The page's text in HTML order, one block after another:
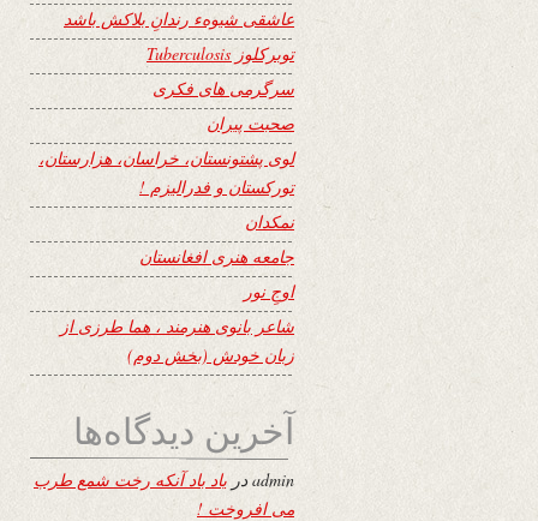
عاشقی شیوهء رندانِ بلاکش باشد
توبرکلوز Tuberculosis
سرگرمی های فکری
صحبت پیران
لوی پشتونستان، خراسان، هزارستان،
تورکستان و فدرالیزم !
نمکدان
جامعه هنری افغانستان
اوجِ نور
شاعر بانوی هنرمند ، هما طرزی از
زبان خودش (بخش دوم)
آخرین دیدگاه‌ها
adminدر یاد باد آنکه رخت شمع طرب
می افروخت !